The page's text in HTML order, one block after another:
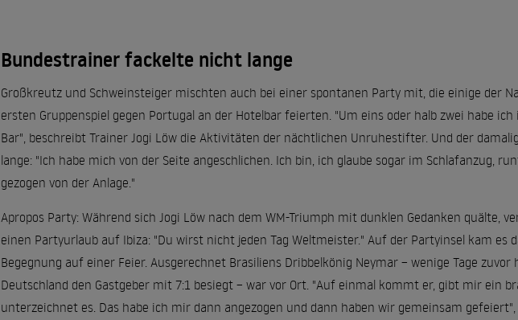
Bundestrainer fackelte nicht lange
Großkreutz und Schweinsteiger mischten auch bei einer spontanen Party mit, die einige der
ersten Gruppenspiel gegen Portugal an der Hotelbar feierten. "Um eins oder halb zwei habe
Bar", beschreibt Trainer Jogi Löw die Aktivitäten der nächtlichen Unruhestifter. Und der
lange: "Ich habe mich von der Seite angeschlichen. Ich bin, ich glaube sogar im Schlafanzug,
gezogen von der Anlage."
Apropos Party: Während sich Jogi Löw nach dem WM-Triumph mit dunklen Gedanken quälte,
einen Partyurlaub auf Ibiza: "Du wirst nicht jeden Tag Weltmeister." Auf der Partyinsel kam es
Begegnung auf einer Feier. Ausgerechnet Brasiliens Dribbelkönig Neymar – wenige Tage
Deutschland den Gastgeber mit 7:1 besiegt – war vor Ort. "Auf einmal kommt er, gibt mir ein
unterzeichnet es. Das habe ich mir dann angezogen und dann haben wir gemeinsam